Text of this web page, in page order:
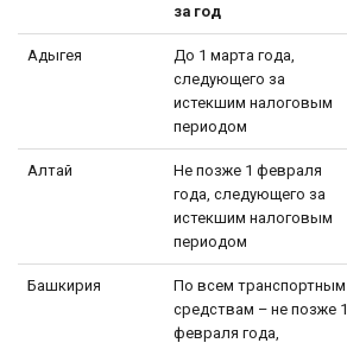
за год
Адыгея
До 1 марта года,
следующего за
истекшим налоговым
периодом
Алтай
Не позже 1 февраля
года, следующего за
истекшим налоговым
периодом
Башкирия
По всем транспортным
средствам – не позже 1
февраля года,